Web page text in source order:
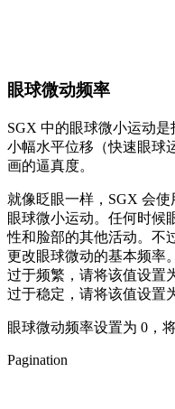
眼球微动频率
SGX 中的眼球微小运动
小幅水平位移（快速眼球
画的逼真度。
就像眨眼一样，SGX 会
眼球微小运动。任何时候
性和脸部的其他活动。不
更改眼球微动的基本频率
过于频繁，请将该值设置
过于稳定，请将该值设置
眼球微动频率设置为 0，
Pagination